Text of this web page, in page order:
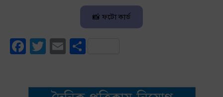
📸 ফটো কার্ড
Facebook
TwitterEmail